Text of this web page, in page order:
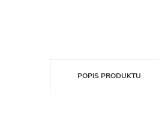
POPIS PRODUKTU